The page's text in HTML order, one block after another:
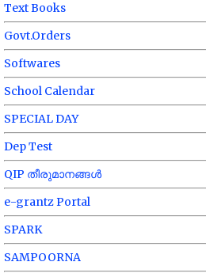
Text Books
Govt.Orders
Softwares
School Calendar
SPECIAL DAY
Dep Test
QIP തീരുമാനങ്ങൾ
e-grantz Portal
SPARK
SAMPOORNA